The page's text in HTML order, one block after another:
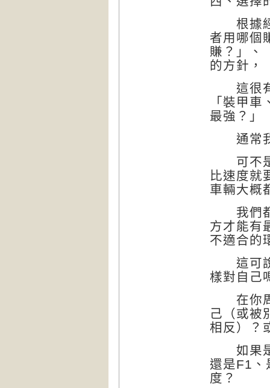
根據經
者用哪個
賺？」、
的方針，
這很有
「裝甲
最強？」
通常我
可不是
比速度就
車輛大概
我們都
方才能有
不適合的
這可說
樣對自己
在你周
己（或被
相反）？
如果是
還是F1、
度？